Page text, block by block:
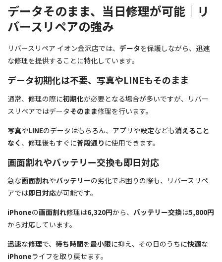
データそのまま、当日修理が可能｜リ
バースリペアの強み
リバースリペア イオン金沢店では、 データを保護しながら、迅速
な修理を提供することに特化しています。
データ初期化は不要、写真やLINEもそのまま
通常、修理の際に初期化が必要となる場合が多いですが、リバー
スリペアではデータそのまま修理を行います。
写真やLINEのデータはもちろん、アプリや設定なども消えること
なく 、修理後もすぐに普段通り に使用できます。
画面割れやバッテリー交換も即日対応
急な画面割れやバッテリーの劣化でお困りの際も、リバースリペ
アでは即日対応が可能です。
iPhoneの画面割れ修理は6,320円から、 バッテリー交換は5,800円
から対応しています。
迅速な修理で、 待ち時間を最小限に抑え、その日のうちに快適な
iPhoneライフを取り戻せます。